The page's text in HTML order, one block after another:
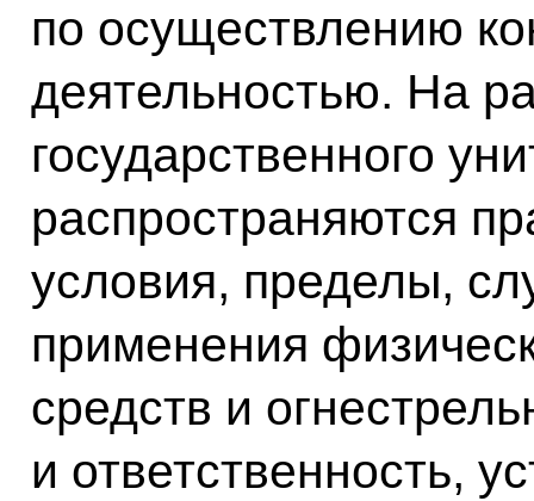
по осуществлению
деятельностью. На
государственного
распространяются
условия, пределы,
применения
средств и
и ответственность,